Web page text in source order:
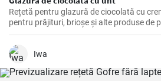
Rețetă pentru glazură de ciocolată cu
pentru prăjituri, brioșe și alte produse de
fursecuri de casă.
Iwa